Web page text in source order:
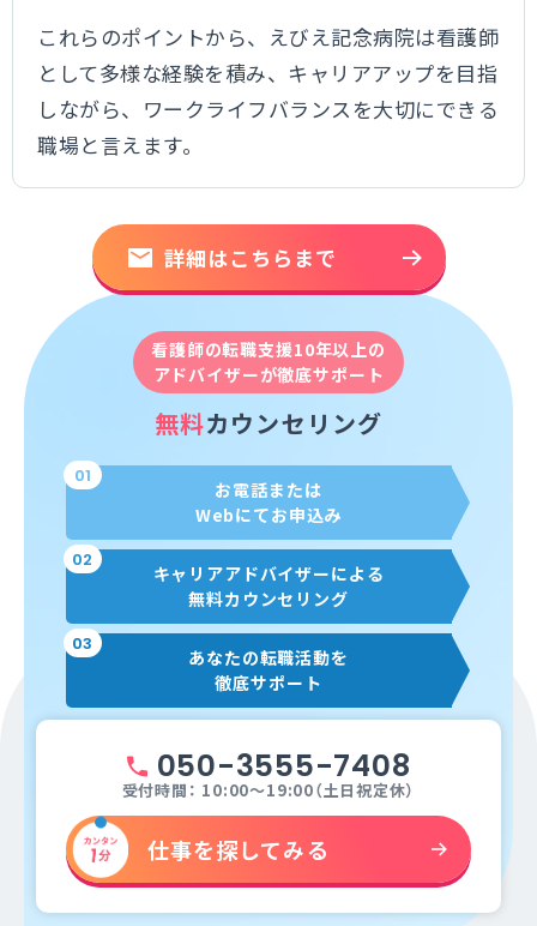
これらのポイントから、えびえ記念病院は看護師
として多様な経験を積み、キャリアアップを目指
しながら、ワークライフバランスを大切にできる
職場と言えます。
詳細はこちらまで
看護師の転職支援10年以上の
アドバイザーが徹底サポート
無料カウンセリング
01
お電話または
Webにてお申込み
02
キャリアアドバイザーによる
無料カウンセリング
03
あなたの転職活動を
徹底サポート
050-3555-7408
受付時間： 10:00～19:00（土日祝定休）
仕事を探してみる